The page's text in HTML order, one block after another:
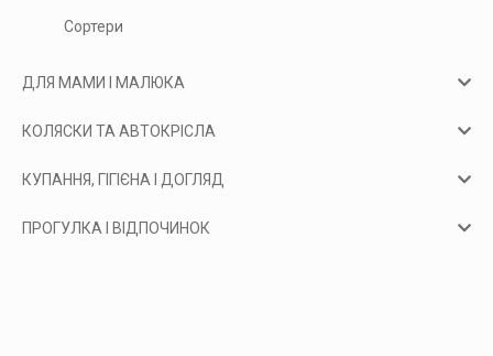
Сортери
ДЛЯ МАМИ І МАЛЮКА
КОЛЯСКИ ТА АВТОКРІСЛА
КУПАННЯ, ГІГІЄНА І ДОГЛЯД
ПРОГУЛКА І ВІДПОЧИНОК